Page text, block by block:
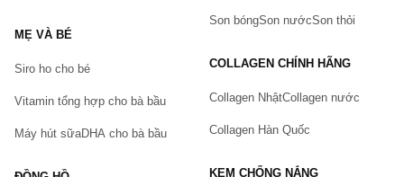
MẸ VÀ BÉ
Siro ho cho bé
Vitamin tổng hợp cho bà bầu
Máy hút sữaDHA cho bà bầu
Son bóngSon nướcSon thỏi
COLLAGEN CHÍNH HÃNG
Collagen NhậtCollagen nước
Collagen Hàn Quốc
KEM CHỐNG NẮNG